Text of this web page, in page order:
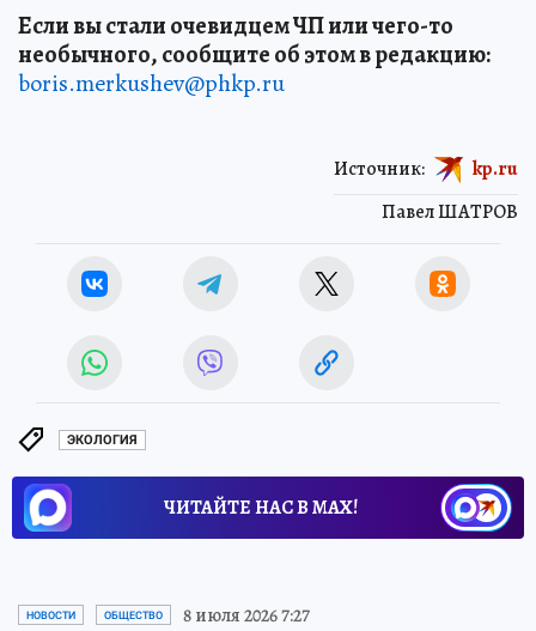
Если вы стали очевидцем ЧП или чего-то
необычного, сообщите об этом в редакцию:
boris.merkushev@phkp.ru
Павел ШАТРОВ
Источник: kp.ru
ЭКОЛОГИЯ
ЧИТАЙТЕ НАС В МАХ!
НОВОСТИ ОБЩЕСТВО 8 июля 2026 7:27